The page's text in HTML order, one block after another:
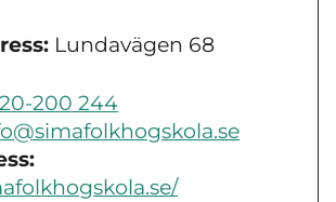
Lundavägen 68
200 244